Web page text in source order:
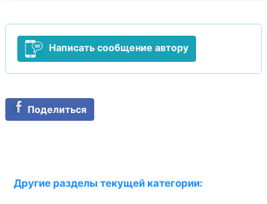
Написать сообщение автору
Поделиться
Другие разделы текущей категории: